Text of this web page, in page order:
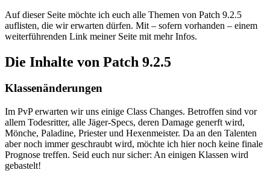
Auf dieser Seite möchte ich euch alle Themen von Patch 9.2.5
auflisten, die wir erwarten dürfen. Mit – sofern vorhanden – einem
weiterführenden Link meiner Seite mit mehr Infos.
Die Inhalte von Patch 9.2.5
Klassenänderungen
Im PvP erwarten wir uns einige Class Changes. Betroffen sind vor
allem Todesritter, alle Jäger-Specs, deren Damage generft wird,
Mönche, Paladine, Priester und Hexenmeister. Da an den Talenten
aber noch immer geschraubt wird, möchte ich hier noch keine finale
Prognose treffen. Seid euch nur sicher: An einigen Klassen wird
gebastelt!